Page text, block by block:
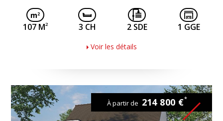
107 M2 3 CH 2 SDE 1 GGE
Voir les détails
À partir de 214 800 €*